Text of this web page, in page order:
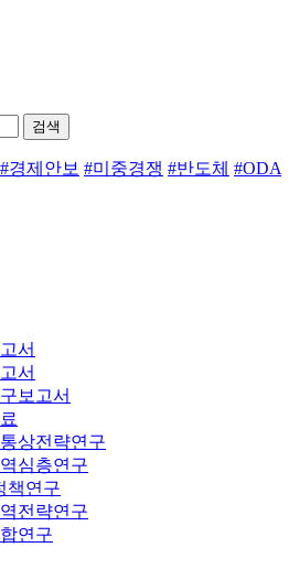
검색
#경제안보 #미중경쟁 #반도체 #ODA
서
서
보고서
상전략연구
심층연구
책연구
전략연구
연구